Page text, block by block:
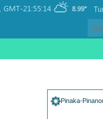
GMT-21:55:14 8.99°
Pinaka-